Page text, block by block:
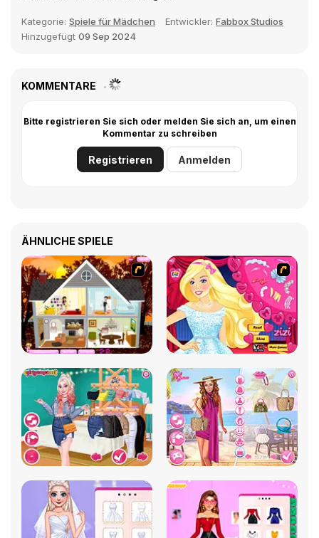
Kategorie: Spiele für Mädchen Entwickler: Fabbox Studios
Hinzugefügt 09 Sep 2024
KOMMENTARE
Bitte registrieren Sie sich oder melden Sie sich an, um einen
Kommentar zu schreiben
Registrieren Anmelden
ÄHNLICHE SPIELE